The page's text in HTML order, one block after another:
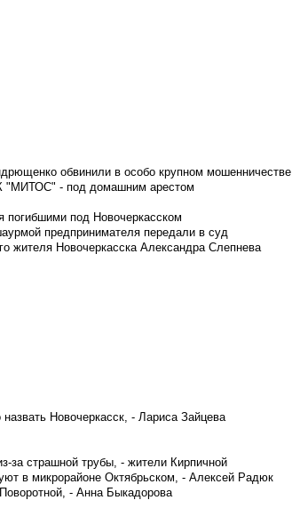
обвинили в особо крупном мошенничестве
"МИТОС" - под домашним арестом
погибшими под Новочеркасском
предпринимателя передали в суд
жителя Новочеркасска Александра Слепнева
Новочеркасск, - Лариса Зайцева
за страшной трубы, - жители Кирпичной
в микрорайоне Октябрьском, - Алексей Радюк
- Анна Быкадорова